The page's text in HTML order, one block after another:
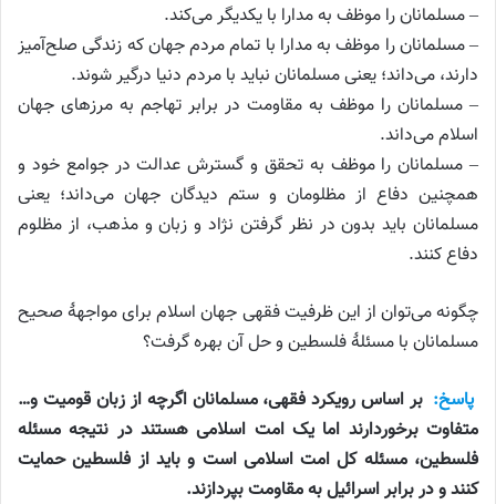
– مسلمانان را موظف به مدارا با یکدیگر می‌کند.
– مسلمانان را موظف به مدارا با تمام مردم جهان که زندگی صلح‌آمیز
دارند، می‌داند؛ یعنی مسلمانان نباید با مردم دنیا درگیر شوند.
– مسلمانان را موظف به مقاومت در برابر تهاجم به مرزهای جهان
اسلام می‌داند.
– مسلمانان را موظف به تحقق و گسترش عدالت در جوامع خود و
همچنین دفاع از مظلومان و ستم دیدگان جهان می‌داند؛ یعنی
مسلمانان باید بدون در نظر گرفتن نژاد و زبان و مذهب، از مظلوم
دفاع کنند.
چگونه می‌توان از این ظرفیت فقهی جهان اسلام برای مواجههٔ صحیح
مسلمانان با مسئلهٔ فلسطین و حل آن بهره گرفت؟
پاسخ: بر اساس رویکرد فقهی، مسلمانان اگرچه از زبان قومیت و…
متفاوت برخوردارند اما یک امت اسلامی هستند در نتیجه مسئله
فلسطین، مسئله کل امت اسلامی است و باید از فلسطین حمایت
کنند و در برابر اسرائیل به مقاومت بپردازند.